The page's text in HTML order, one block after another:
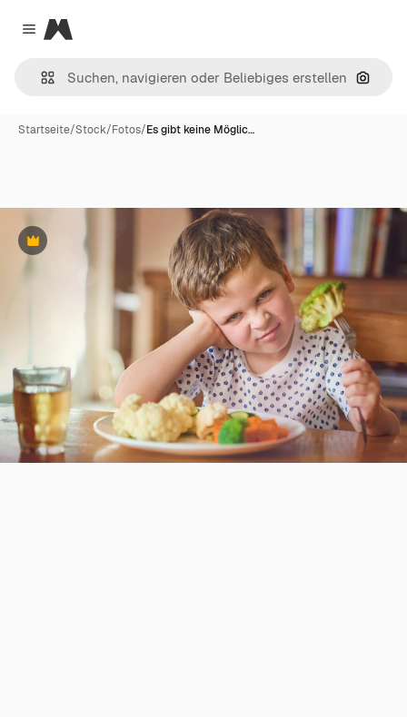
Close menu
Magnific
Nach
Startseite/Stock/Fotos/Es gibt keine Möglic…
Premium